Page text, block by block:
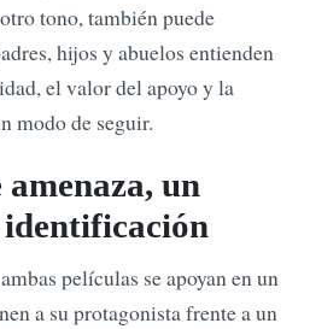
tono, también puede
hijos y abuelos entienden
el valor del apoyo y la
modo de seguir.
un
películas se apoyan en un
a su protagonista frente a un